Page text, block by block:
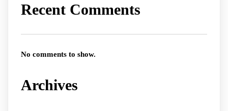
Recent Comments
No comments to show.
Archives